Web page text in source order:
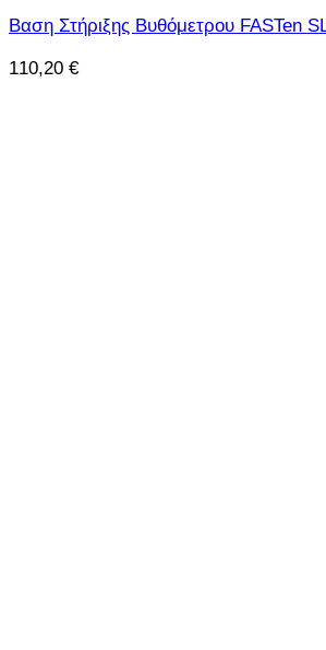
Βαση Στήριξης Βυθόμετρου FASTen
110,20 €